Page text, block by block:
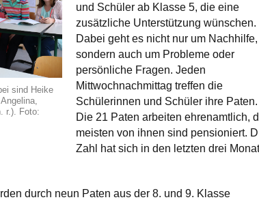
sind Heike
r.). Foto:
und Schüler ab Klasse 5, die eine
zusätzliche Unterstützung wünschen.
Dabei geht es nicht nur um Nachhilfe,
sondern auch um Probleme oder
persönliche Fragen. Jeden
Mittwochnachmittag treffen die
Schülerinnen und Schüler ihre Paten.
Die 21 Paten arbeiten ehrenamtlich,
meisten von ihnen sind pensioniert.
Zahl hat sich in den letzten drei
durch neun Paten aus der 8. und 9. Klasse